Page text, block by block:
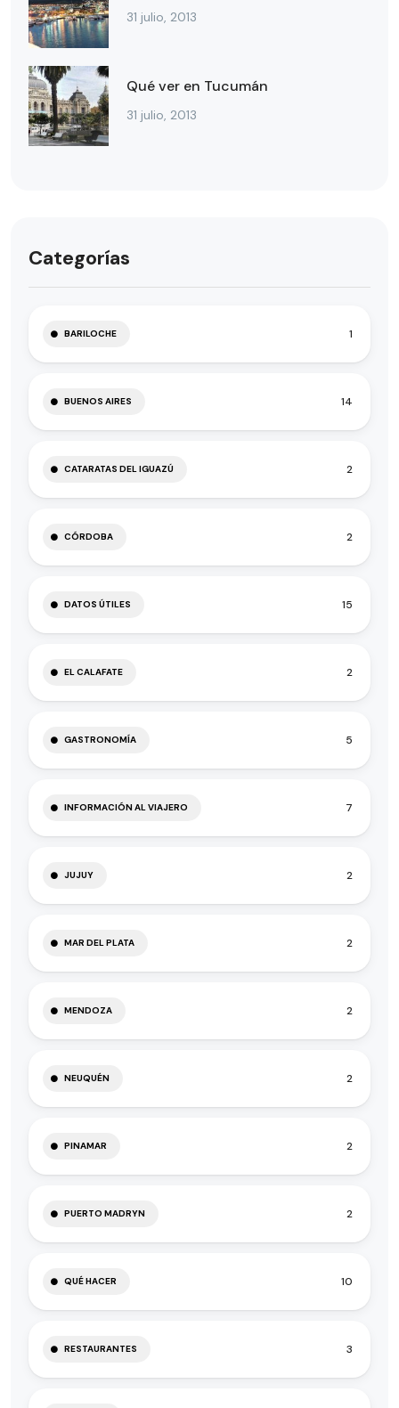
31 julio, 2013
Qué ver en Tucumán
31 julio, 2013
Categorías
BARILOCHE 1
BUENOS AIRES 14
CATARATAS DEL IGUAZÚ 2
CÓRDOBA 2
DATOS ÚTILES 15
EL CALAFATE 2
GASTRONOMÍA 5
INFORMACIÓN AL VIAJERO 7
JUJUY 2
MAR DEL PLATA 2
MENDOZA 2
NEUQUÉN 2
PINAMAR 2
PUERTO MADRYN 2
QUÉ HACER 10
RESTAURANTES 3